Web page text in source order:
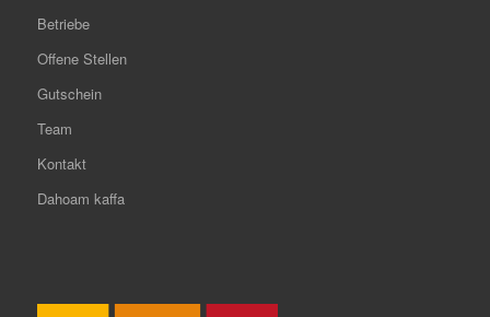
Betriebe
Offene Stellen
Gutschein
Team
Kontakt
Dahoam kaffa